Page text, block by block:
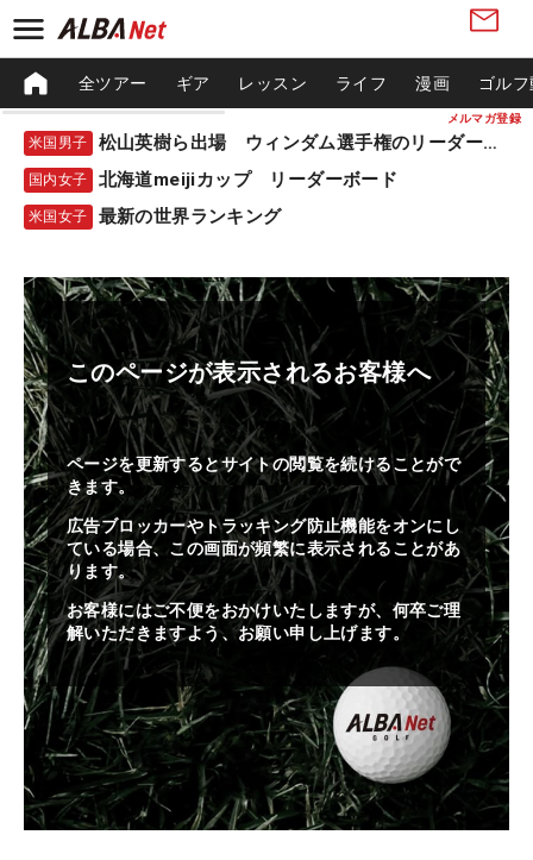
メルマガ登録
全ツアー ギア レッスン ライフ 漫画 ゴル
米国男子 松山英樹ら出場 ウィンダム選手権のリーダーボード
国内女子 北海道meijiカップ リーダーボード
米国女子 最新の世界ランキング
このページが表示されるお客様へ
ページを更新するとサイトの閲覧を続けることがで
きます。
広告ブロッカーやトラッキング防止機能をオンにし
ている場合、この画面が頻繁に表示されることがあ
ります。
お客様にはご不便をおかけいたしますが、何卒ご理
解いただきますよう、お願い申し上げます。